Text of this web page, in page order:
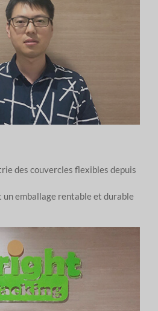
des couvercles flexibles depuis
emballage rentable et durable